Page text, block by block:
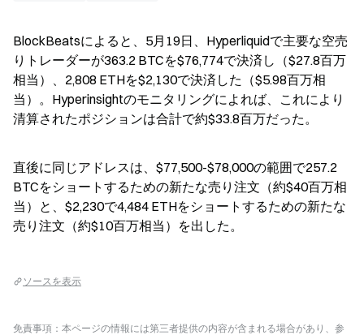
BlockBeatsによると、5月19日、Hyperliquidで主要な空売
りトレーダーが363.2 BTCを$76,774で決済し（$27.8百万
相当）、2,808 ETHを$2,130で決済した（$5.98百万相
当）。Hyperinsightのモニタリングによれば、これにより
清算されたポジションは合計で約$33.8百万だった。
直後に同じアドレスは、$77,500-$78,000の範囲で257.2
BTCをショートするための新たな売り注文（約$40百万相
当）と、$2,230で4,484 ETHをショートするための新たな
売り注文（約$10百万相当）を出した。
ソースを表示
免責事項：本ページの情報には第三者提供の内容が含まれる場合があり、参